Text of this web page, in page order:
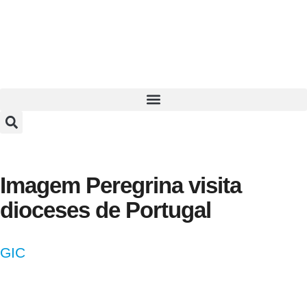
Imagem Peregrina visita
dioceses de Portugal
GIC